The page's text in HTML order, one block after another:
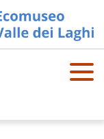
OPE